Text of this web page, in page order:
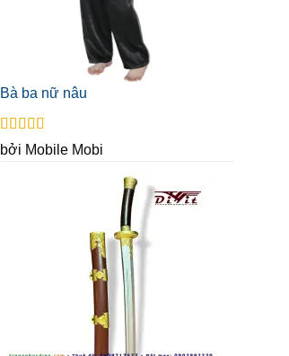
Bà ba nữ nâu
Được xếp
hạng55 sao
bởi Mobile Mobi